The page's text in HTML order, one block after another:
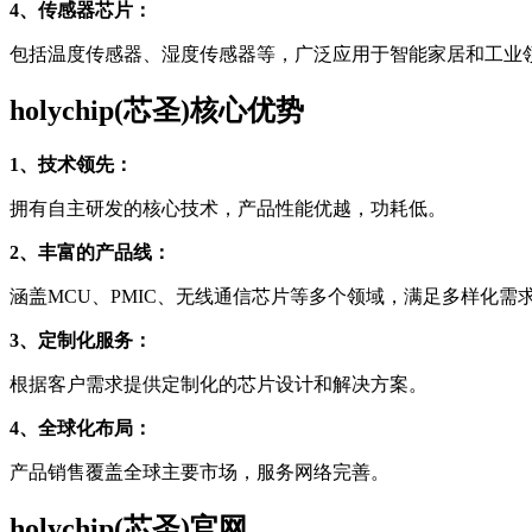
4、传感器芯片：
包括温度传感器、湿度传感器等，广泛应用于智能家居和工业
holychip(芯圣)核心优势
1、技术领先：
拥有自主研发的核心技术，产品性能优越，功耗低。
2、丰富的产品线：
涵盖MCU、PMIC、无线通信芯片等多个领域，满足多样化需求
3、定制化服务：
根据客户需求提供定制化的芯片设计和解决方案。
4、全球化布局：
产品销售覆盖全球主要市场，服务网络完善。